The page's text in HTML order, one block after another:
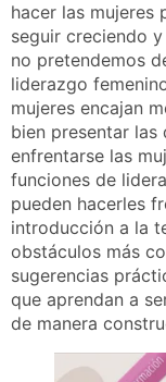
hacer las mujeres
seguir creciendo
no pretendemos
liderazgo
mujeres encajan
bien presentar las
enfrentarse las
funciones de
pueden hacerles
introducción a la
obstáculos más
sugerencias
que aprendan a
de manera